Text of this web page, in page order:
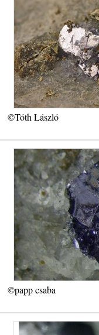
©Tóth László
©papp csaba